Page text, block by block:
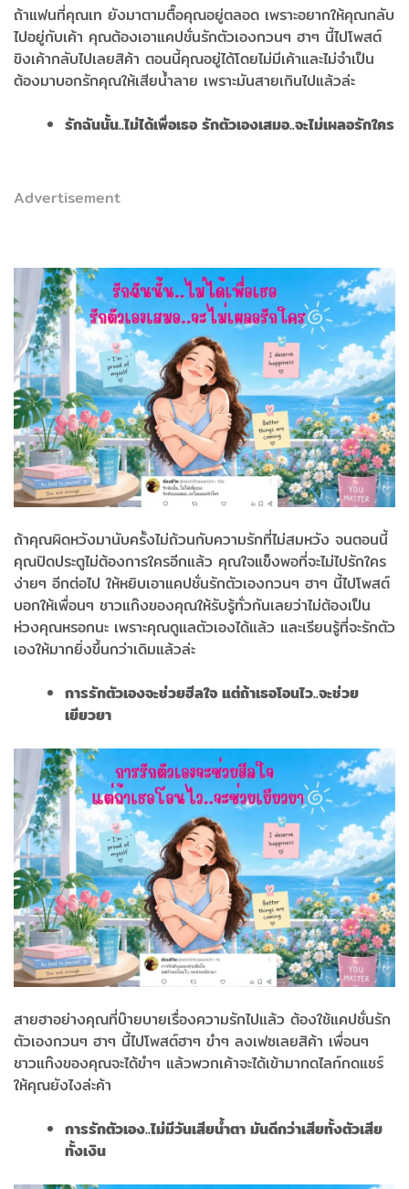
ถ้าแฟนที่คุณเท ยังมาตามตื๊อคุณอยู่ตลอด เพราะอยากให้คุณกลับ
ไปอยู่กับเค้า คุณต้องเอาแคปชั่นรักตัวเองกวนๆ ฮาๆ นี้ไปโพสต์
ขิงเค้ากลับไปเลยสิค้า ตอนนี้คุณอยู่ได้โดยไม่มีเค้าและไม่จำเป็น
ต้องมาบอกรักคุณให้เสียน้ำลาย เพราะมันสายเกินไปแล้วล่ะ
รักฉันนั้น..ไม่ได้เพื่อเธอ รักตัวเองเสมอ..จะไม่เผลอรักใคร
Advertisement
ถ้าคุณผิดหวังมานับครั้งไม่ถ้วนกับความรักที่ไม่สมหวัง จนตอนนี้
คุณปิดประตูไม่ต้องการใครอีกแล้ว คุณใจแข็งพอที่จะไม่ไปรักใคร
ง่ายๆ อีกต่อไป ให้หยิบเอาแคปชั่นรักตัวเองกวนๆ ฮาๆ นี้ไปโพสต์
บอกให้เพื่อนๆ ชาวแก๊งของคุณให้รับรู้ทั่วกันเลยว่าไม่ต้องเป็น
ห่วงคุณหรอกนะ เพราะคุณดูแลตัวเองได้แล้ว และเรียนรู้ที่จะรักตัว
เองให้มากยิ่งขึ้นกว่าเดิมแล้วล่ะ
การรักตัวเองจะช่วยฮีลใจ แต่ถ้าเธอโอนไว..จะช่วย
เยียวยา
สายฮาอย่างคุณที่บ๊ายบายเรื่องความรักไปแล้ว ต้องใช้แคปชั่นรัก
ตัวเองกวนๆ ฮาๆ นี้ไปโพสต์ฮาๆ ขำๆ ลงเฟซเลยสิค้า เพื่อนๆ
ชาวแก๊งของคุณจะได้ขำๆ แล้วพวกเค้าจะได้เข้ามากดไลก์กดแชร์
ให้คุณยังไงล่ะค้า
การรักตัวเอง..ไม่มีวันเสียน้ำตา มันดีกว่าเสียทั้งตัวเสีย
ทั้งเงิน